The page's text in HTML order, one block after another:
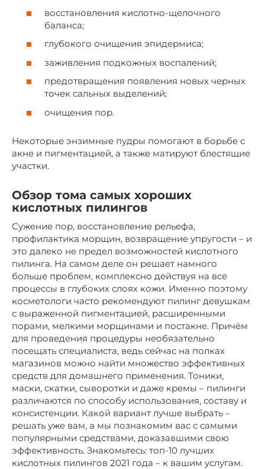
восстановления кислотно-щелочного
баланса;
глубокого очищения эпидермиса;
заживления подкожных воспалений;
предотвращения появления новых черных
точек сальных выделений;
очищения пор.
Некоторые энзимные пудры помогают в борьбе с
акне и пигментацией, а также матируют блестящие
участки.
Обзор тома самых хороших
кислотных пилингов
Сужение пор, восстановление рельефа,
профилактика морщин, возвращение упругости – и
это далеко не предел возможностей кислотного
пилинга. На самом деле он решает намного
больше проблем, комплексно действуя на все
процессы в глубоких слоях кожи. Именно поэтому
косметологи часто рекомендуют пилинг девушкам
с выраженной пигментацией, расширенными
порами, мелкими морщинами и постакне. Причём
для проведения процедуры необязательно
посещать специалиста, ведь сейчас на полках
магазинов можно найти множество эффективных
средств для домашнего применения. Тоники,
маски, скатки, сыворотки и даже кремы – пилинги
различаются по способу использования, составу и
консистенции. Какой вариант лучше выбрать –
решать уже вам, а мы познакомим вас с самыми
популярными средствами, доказавшими свою
эффективность. Знакомьтесь: топ-10 лучших
кислотных пилингов 2021 года – к вашим услугам.